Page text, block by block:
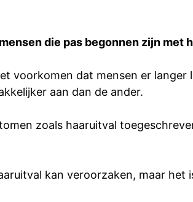
die pas begonnen zijn met
voorkomen dat mensen er langer
aan dan de ander.
zoals haaruitval
kan veroorzaken, maar het